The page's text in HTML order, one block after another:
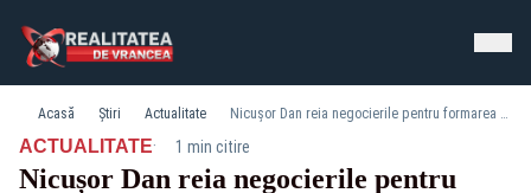
Acasă Știri Actualitate Nicușor Dan reia negocierile pentru formarea guvernului. Ce scenarii are pe masă
ACTUALITATE· 1 min citire
Nicușor Dan reia negocierile pentru